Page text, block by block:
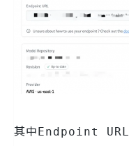
其中Endpoint URL